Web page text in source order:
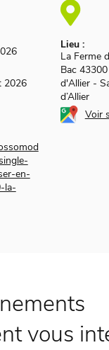
2026
en-
la-
Lieu :
La Ferme
Bac
d'Allier -
d’Allier
Voir
vous